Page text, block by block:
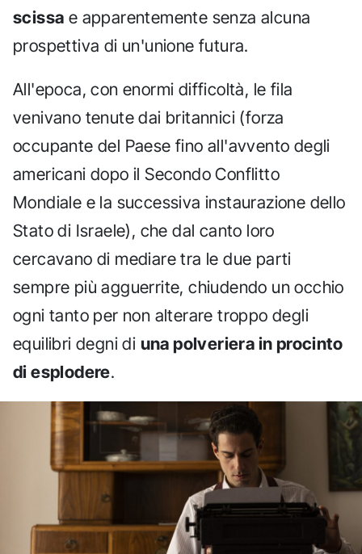
scissa e apparentemente senza alcuna
prospettiva di un'unione futura.
All'epoca, con enormi difficoltà, le fila
venivano tenute dai britannici (forza
occupante del Paese fino all'avvento degli
americani dopo il Secondo Conflitto
Mondiale e la successiva instaurazione dello
Stato di Israele), che dal canto loro
cercavano di mediare tra le due parti
sempre più agguerrite, chiudendo un occhio
ogni tanto per non alterare troppo degli
equilibri degni di una polveriera in procinto
di esplodere.